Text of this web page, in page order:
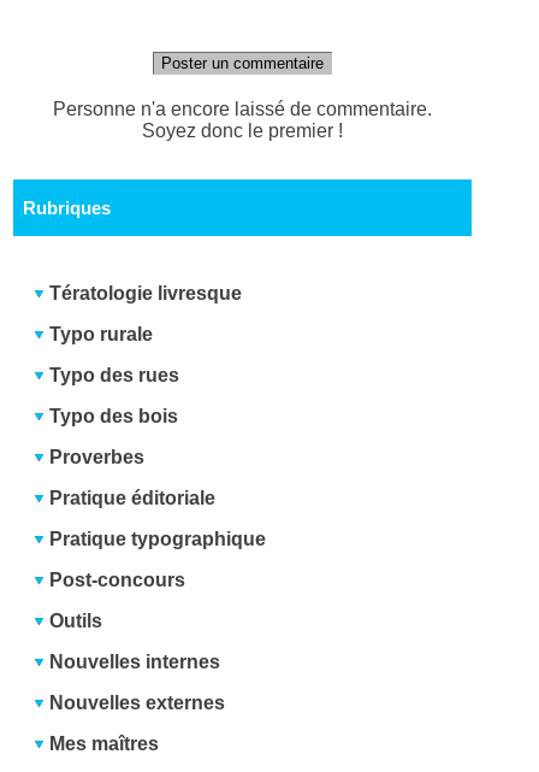
Poster un commentaire
Personne n'a encore laissé de commentaire.
Soyez donc le premier !
Rubriques
Tératologie livresque
Typo rurale
Typo des rues
Typo des bois
Proverbes
Pratique éditoriale
Pratique typographique
Post-concours
Outils
Nouvelles internes
Nouvelles externes
Mes maîtres